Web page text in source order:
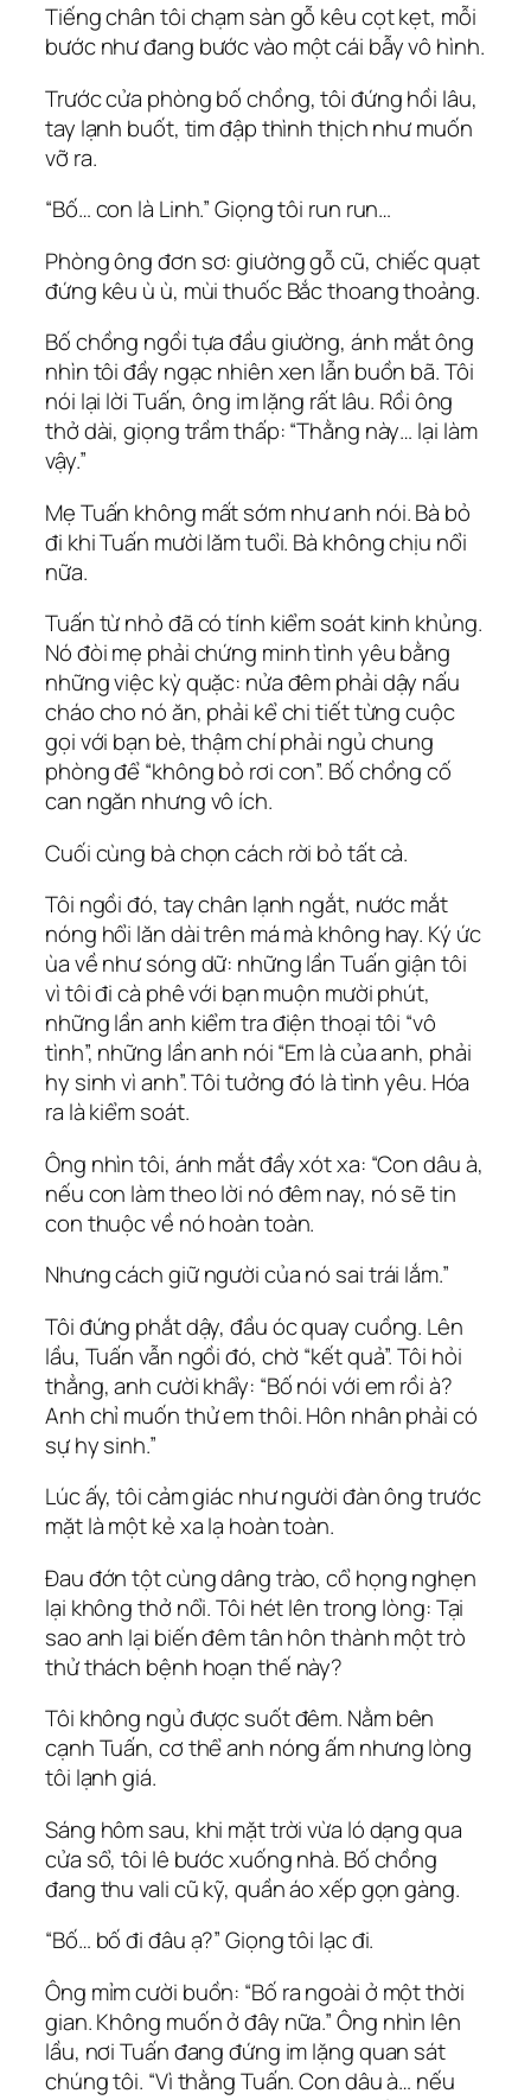
Tiếng chân tôi chạm sàn gỗ kêu cọt kẹt, mỗi
bước như đang bước vào một cái bẫy vô hình.
Trước cửa phòng bố chồng, tôi đứng hồi lâu,
tay lạnh buốt, tim đập thình thịch như muốn
vỡ ra.
“Bố… con là Linh.” Giọng tôi run run…
Phòng ông đơn sơ: giường gỗ cũ, chiếc quạt
đứng kêu ù ù, mùi thuốc Bắc thoang thoảng.
Bố chồng ngồi tựa đầu giường, ánh mắt ông
nhìn tôi đầy ngạc nhiên xen lẫn buồn bã. Tôi
nói lại lời Tuấn, ông im lặng rất lâu. Rồi ông
thở dài, giọng trầm thấp: “Thằng này… lại làm
vậy.”
Mẹ Tuấn không mất sớm như anh nói. Bà bỏ
đi khi Tuấn mười lăm tuổi. Bà không chịu nổi
nữa.
Tuấn từ nhỏ đã có tính kiểm soát kinh khủng.
Nó đòi mẹ phải chứng minh tình yêu bằng
những việc kỳ quặc: nửa đêm phải dậy nấu
cháo cho nó ăn, phải kể chi tiết từng cuộc
gọi với bạn bè, thậm chí phải ngủ chung
phòng để “không bỏ rơi con”. Bố chồng cố
can ngăn nhưng vô ích.
Cuối cùng bà chọn cách rời bỏ tất cả.
Tôi ngồi đó, tay chân lạnh ngắt, nước mắt
nóng hổi lăn dài trên má mà không hay. Ký ức
ùa về như sóng dữ: những lần Tuấn giận tôi
vì tôi đi cà phê với bạn muộn mười phút,
những lần anh kiểm tra điện thoại tôi “vô
tình”, những lần anh nói “Em là của anh, phải
hy sinh vì anh”. Tôi tưởng đó là tình yêu. Hóa
ra là kiểm soát.
Ông nhìn tôi, ánh mắt đầy xót xa: “Con dâu à,
nếu con làm theo lời nó đêm nay, nó sẽ tin
con thuộc về nó hoàn toàn.
Nhưng cách giữ người của nó sai trái lắm.”
Tôi đứng phắt dậy, đầu óc quay cuồng. Lên
lầu, Tuấn vẫn ngồi đó, chờ “kết quả”. Tôi hỏi
thẳng, anh cười khẩy: “Bố nói với em rồi à?
Anh chỉ muốn thử em thôi. Hôn nhân phải có
sự hy sinh.”
Lúc ấy, tôi cảm giác như người đàn ông trước
mặt là một kẻ xa lạ hoàn toàn.
Đau đớn tột cùng dâng trào, cổ họng nghẹn
lại không thở nổi. Tôi hét lên trong lòng: Tại
sao anh lại biến đêm tân hôn thành một trò
thử thách bệnh hoạn thế này?
Tôi không ngủ được suốt đêm. Nằm bên
cạnh Tuấn, cơ thể anh nóng ấm nhưng lòng
tôi lạnh giá.
Sáng hôm sau, khi mặt trời vừa ló dạng qua
cửa sổ, tôi lê bước xuống nhà. Bố chồng
đang thu vali cũ kỹ, quần áo xếp gọn gàng.
“Bố… bố đi đâu ạ?” Giọng tôi lạc đi.
Ông mỉm cười buồn: “Bố ra ngoài ở một thời
gian. Không muốn ở đây nữa.” Ông nhìn lên
lầu, nơi Tuấn đang đứng im lặng quan sát
chúng tôi. “Vì thằng Tuấn. Con dâu à… nếu